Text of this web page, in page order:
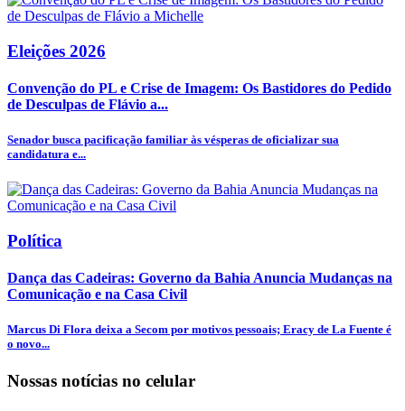
Eleições 2026
Convenção do PL e Crise de Imagem: Os Bastidores do Pedido
de Desculpas de Flávio a...
Senador busca pacificação familiar às vésperas de oficializar sua
candidatura e...
Política
Dança das Cadeiras: Governo da Bahia Anuncia Mudanças na
Comunicação e na Casa Civil
Marcus Di Flora deixa a Secom por motivos pessoais; Eracy de La Fuente é
o novo...
Nossas notícias no celular